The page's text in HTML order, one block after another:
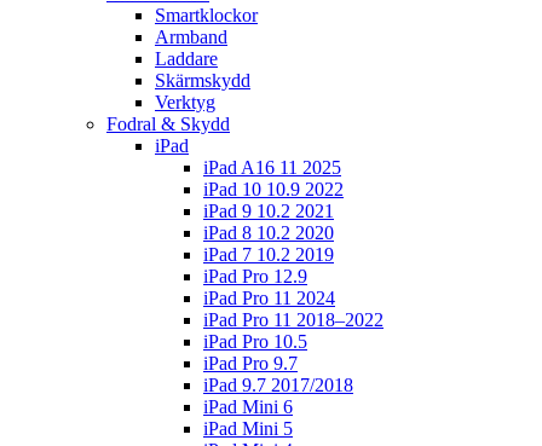
Smartklockor
Armband
Laddare
Skärmskydd
Verktyg
Fodral & Skydd
iPad
iPad A16 11 2025
iPad 10 10.9 2022
iPad 9 10.2 2021
iPad 8 10.2 2020
iPad 7 10.2 2019
iPad Pro 12.9
iPad Pro 11 2024
iPad Pro 11 2018–2022
iPad Pro 10.5
iPad Pro 9.7
iPad 9.7 2017/2018
iPad Mini 6
iPad Mini 5